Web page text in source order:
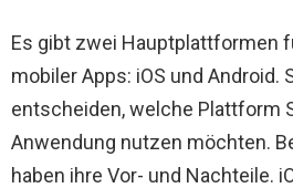
Es gibt zwei Hauptplattformen
mobiler Apps: iOS und Android.
entscheiden, welche Plattform
Anwendung nutzen möchten.
haben ihre Vor- und Nachteile.